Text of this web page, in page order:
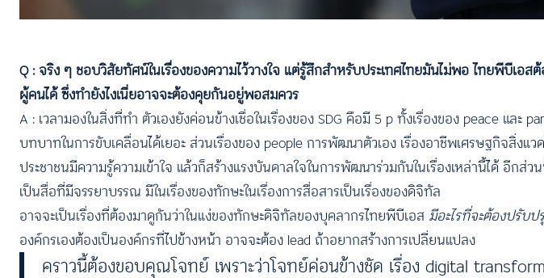
Q : จริง ๆ ชอบวิสัยทัศน์ในเรื่องของความไว้วางใจ แต่รู้สึกสําหรับประเทศไทยมันไม่พอ ไทยพีบีเอ
ผู้คนได้ ซึ่งทํายังไงเนี่ยอาจจะต้องคุยกันอยู่พอสมควร
A : เวลามองในสิ่งที่ทํา ตัวเองยังค่อนข้างเชื่อในเรื่องของ SDG คือมี 5 p ทั้งเรื่องของ peace และ
บทบาทในการขับเคลื่อนได้เยอะ ส่วนเรื่องของ people การพัฒนาตัวเอง เรื่องอาชีพเศรษฐกิจสิ่งแ
ประชาชนมีความรู้ความเข้าใจ แล้วก็สร้างแรงบันดาลใจในการพัฒนาร่วมกันในเรื่องเหล่านี้ได้ อีกส่
เป็นสื่อที่มีจรรยาบรรณ มีในเรื่องของทักษะในเรื่องการสื่อสารเป็นเรื่องของดิจิทัล
อาจจะเป็นเรื่องที่ต้องมาดูกันว่าในแง่ของทักษะดิจิทัลของบุคลากรไทยพีบีเอส มีอะไรที่จะต้องปรับป
องค์กรเองต้องเป็นองค์กรที่ไปข้างหน้า อาจจะต้อง lead ถ้าอยากสร้างการเปลี่ยนแปลง
คราวนี้ต้องขอบคุณโจทย์ เพราะว่าโจทย์ค่อนข้างชัด เรื่อง digital